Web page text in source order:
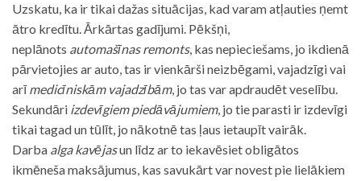
Uzskatu, ka ir tikai dažas situācijas, kad varam atļauties ņemt
ātro kredītu. Ārkārtas gadījumi. Pēkšņi,
neplānots automašīnas remonts, kas nepieciešams, jo ikdienā
pārvietojies ar auto, tas ir vienkārši neizbēgami, vajadzīgi vai
arīmedicīniskām vajadzībām, jo tas var apdraudēt veselību.
Sekundāri izdevīgiem piedāvājumiem, jo tie parasti ir izdevīgi
tikai tagad un tūlīt, jo nākotnē tas ļaus ietaupīt vairāk.
Darba alga kavējasun līdz ar to iekavēsiet obligātos
ikmēneša maksājumus, kas savukārt var novest pie lielākiem